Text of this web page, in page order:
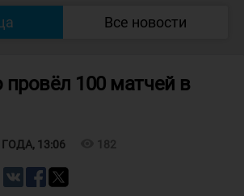
Все новости
100 матчей в
13:06 182